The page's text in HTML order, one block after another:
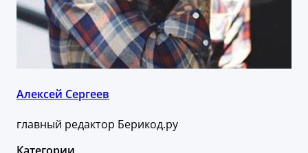
Алексей Сергеев
главный редактор Берикод.ру